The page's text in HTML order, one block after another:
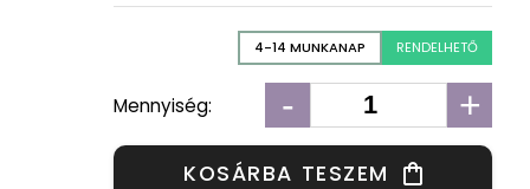
4-14 MUNKANAP RENDELHETŐ
Mennyiség: - +
KOSÁRBA TESZEM shopping_bag